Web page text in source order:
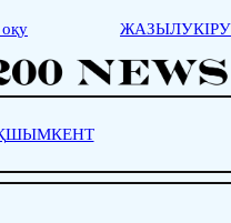
ЖАЗЫЛУКІРУ
ШЫМКЕНТ